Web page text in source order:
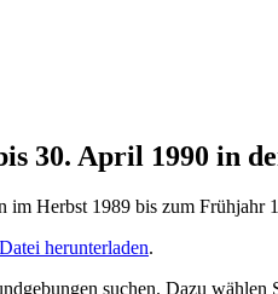
30. April 1990 in
Herbst 1989 bis zum Frühjahr
herunterladen.
suchen. Dazu